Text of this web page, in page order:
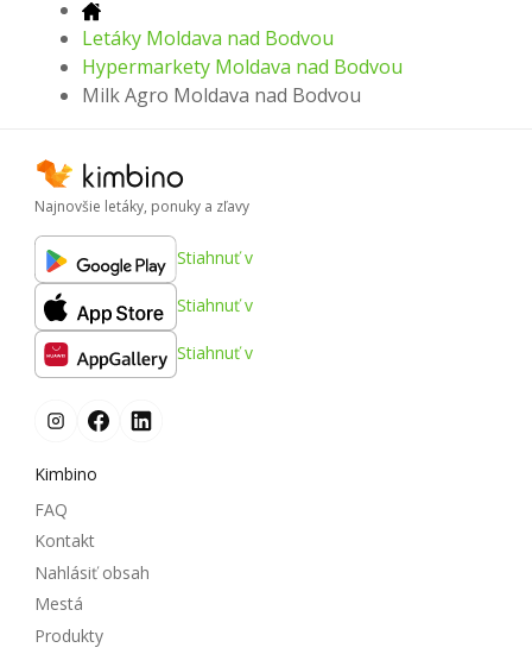
Letáky Moldava nad Bodvou
Hypermarkety Moldava nad Bodvou
Milk Agro Moldava nad Bodvou
Najnovšie letáky, ponuky a zľavy
Stiahnuť v
Stiahnuť v
Stiahnuť v
Kimbino
FAQ
Kontakt
Nahlásiť obsah
Mestá
Produkty